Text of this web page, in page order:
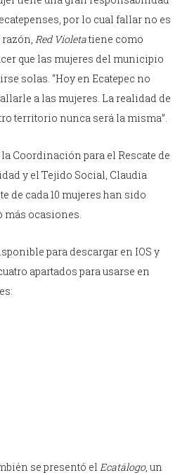
por lo cual fallar no es
razón,Red Violetatiene como
que las mujeres del municipio
solas. “Hoy en Ecatepec no
a las mujeres. La realidad de
territorio nunca será la misma”.
Coordinación para el Rescate de
y el Tejido Social, Claudia
de cada 10 mujeres han sido
más ocasiones.
para descargar en IOS y
apartados para usarse en
se presentó elEcatálogo, un